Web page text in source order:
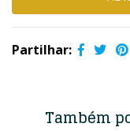
Partilhar:
Também